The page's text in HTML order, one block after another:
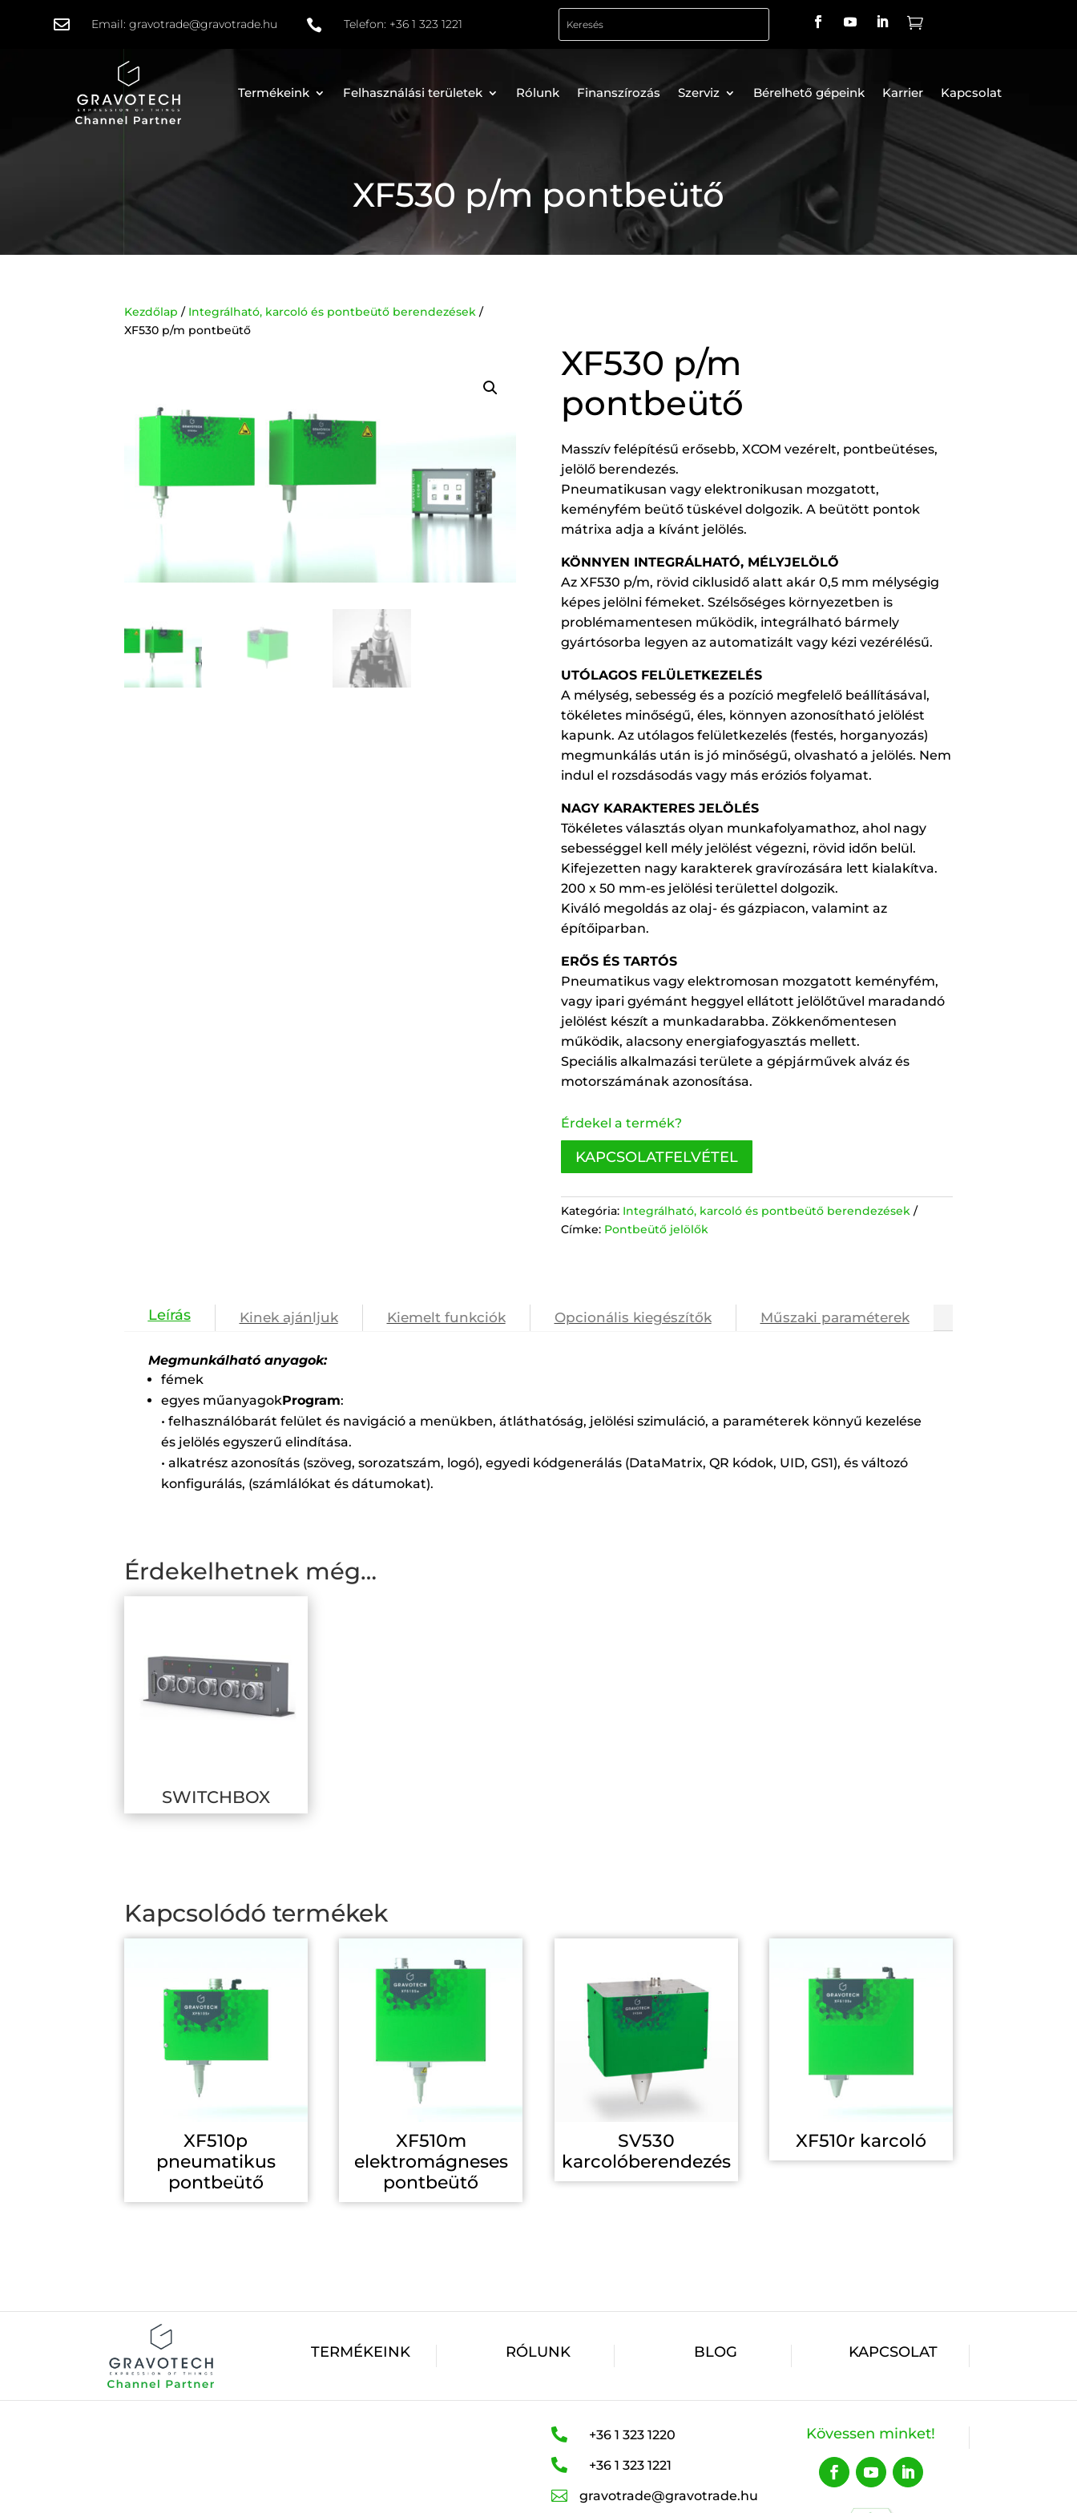
 Email:gravotrade@gravotrade.hu  Telefon: +36 1 323 1221 
Termékeink Felhasználási területek Rólunk Finanszírozás Szerviz Bérelhető gépeink Karrier Kapcsolat
XF530 p/m pontbeütő
Kezdőlap / Integrálható, karcoló és pontbeütő berendezések /
XF530 p/m pontbeütő
XF530 p/m
pontbeütő
Masszív felépítésű erősebb, XCOM vezérelt, pontbeütéses,
jelölő berendezés.
Pneumatikusan vagy elektronikusan mozgatott,
keményfém beütő tüskével dolgozik. A beütött pontok
mátrixa adja a kívánt jelölés.
KÖNNYEN INTEGRÁLHATÓ, MÉLYJELÖLŐ
Az XF530 p/m, rövid ciklusidő alatt akár 0,5 mm mélységig
képes jelölni fémeket. Szélsőséges környezetben is
problémamentesen működik, integrálható bármely
gyártósorba legyen az automatizált vagy kézi vezérélésű.
UTÓLAGOS FELÜLETKEZELÉS
A mélység, sebesség és a pozíció megfelelő beállításával,
tökéletes minőségű, éles, könnyen azonosítható jelölést
kapunk. Az utólagos felületkezelés (festés, horganyozás)
megmunkálás után is jó minőségű, olvasható a jelölés. Nem
indul el rozsdásodás vagy más eróziós folyamat.
NAGY KARAKTERES JELÖLÉS
Tökéletes választás olyan munkafolyamathoz, ahol nagy
sebességgel kell mély jelölést végezni, rövid időn belül.
Kifejezetten nagy karakterek gravírozására lett kialakítva.
200 x 50 mm-es jelölési területtel dolgozik.
Kiváló megoldás az olaj- és gázpiacon, valamint az
építőiparban.
ERŐS ÉS TARTÓS
Pneumatikus vagy elektromosan mozgatott keményfém,
vagy ipari gyémánt heggyel ellátott jelölőtűvel maradandó
jelölést készít a munkadarabba. Zökkenőmentesen
működik, alacsony energiafogyasztás mellett.
Speciális alkalmazási területe a gépjárművek alváz és
motorszámának azonosítása.
Érdekel a termék?
KAPCSOLATFELVÉTEL
Kategória: Integrálható, karcoló és pontbeütő berendezések
Címke: Pontbeütő jelölők
Kinek ajánljuk Kiemelt funkciók Opcionális kiegészítők Műszaki paraméterek
Megmunkálható anyagok:
fémek
egyes műanyagokProgram:
• felhasználóbarát felület és navigáció a menükben, átláthatóság, jelölési szimuláció, a paraméterek könnyű kezelése
és jelölés egyszerű elindítása.
• alkatrész azonosítás (szöveg, sorozatszám, logó), egyedi kódgenerálás (DataMatrix, QR kódok, UID, GS1), és változó
konfigurálás, (számlálókat és dátumokat).
Érdekelhetnek még…
SWITCHBOX
Kapcsolódó termékek
XF510p
pneumatikus
pontbeütő
XF510m
elektromágneses
pontbeütő
SV530
karcolóberendezés
XF510r karcoló
TERMÉKEINK RÓLUNK BLOG KAPCSOLAT
 +36 1 323 1220
 +36 1 323 1221
 gravotrade@gravotrade.hu
Kövessen minket!